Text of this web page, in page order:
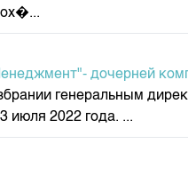
дочерней
генеральным
июля 2022 года. ...